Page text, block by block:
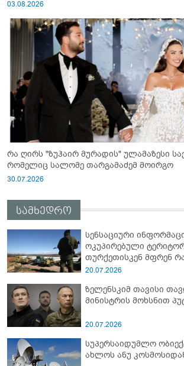
03.08.2026
რა ღირს "ზუჰაირ მურადის" ულამაზესი საქორწინო კაბა,
რომელიც სალომე თარგამაძემ მოირგო
30.07.2026
სამხედრო
სენსაციური
ოკუპირებული
თურქეთისკენ მფრენ
სამიტი კინაღამ
20.07.2026
ზელენსკიმ თავისი
მინისტრის მოხსნით
20.07.2026
სუპერსაიდუმლო